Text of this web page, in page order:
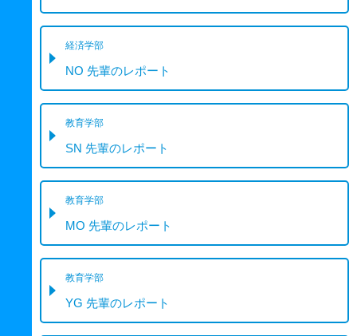
経済学部
NO 先輩のレポート
教育学部
SN 先輩のレポート
教育学部
MO 先輩のレポート
教育学部
YG 先輩のレポート